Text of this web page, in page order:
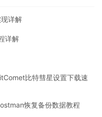
详解
详解
比特彗星设置下载速
恢复备份数据教程